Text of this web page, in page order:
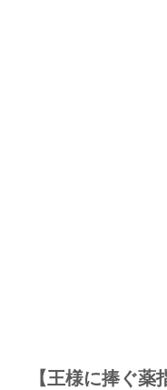
【王様に捧ぐ